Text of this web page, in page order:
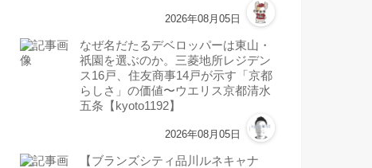
2026年08月05日
なぜ名だたるデベロッパーは東山・
祇園を選ぶのか。三菱地所レジデン
ス16戸、住友商事14戸が示す「京都
らしさ」の価値〜ウエリス京都清水
五条【kyoto1192】
2026年08月05日
【ブランズシティ品川ルネキャナ